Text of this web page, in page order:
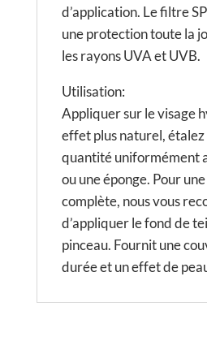
d’application. Le filtre
une protection toute la
les rayons UVA et UVB.
Utilisation:
Appliquer sur le visage
effet plus naturel,
quantité uniformément
ou une éponge. Pour
complète, nous vous
d’appliquer le fond de
pinceau. Fournit une
durée et un effet de